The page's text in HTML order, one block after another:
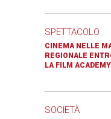
SPETTACOLO
CINEMA NELLE
REGIONALE
LA FILM
SOCIETÀ